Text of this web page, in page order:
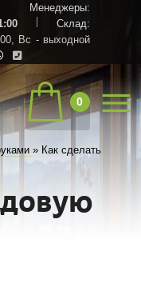
Склад:
Вс - выходной
0
» Как сделать